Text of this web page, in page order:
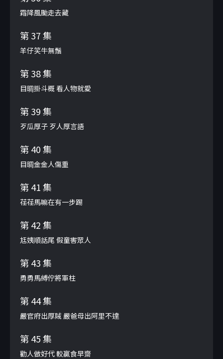
霜降風颱走去藏
第 37 集
羊仔笑牛無鬚
第 38 集
目晭掛斗概 看人物就愛
第 39 集
歹瓜厚子 歹人厚言語
第 40 集
目晭金金人傷重
第 41 集
荏荏馬嘛在有一步踢
第 42 集
尪姨順話尾 假童害眾人
第 43 集
勇勇馬縛佇將軍柱
第 44 集
嚴官府出厚賊 嚴爸母出阿里不達
第 45 集
勸人做好代 較贏食早齋